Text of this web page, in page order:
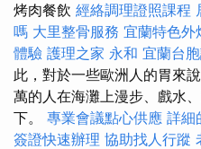
烤肉餐飲 經絡調理證照課程
嗎 大里整骨服務 宜蘭特色外
體驗 護理之家 永和 宜蘭台
此，對於一些歐洲人的胃來
萬的人在海灘上漫步、戲水
下。 專業會議點心供應 詳細
簽證快速辦理 協助找人行蹤